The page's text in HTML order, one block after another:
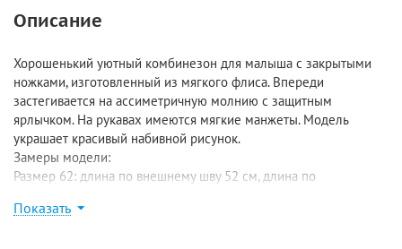
Описание
Хорошенький уютный комбинезон для малыша с закрытыми
ножками, изготовленный из мягкого флиса. Впереди
застегивается на ассиметричную молнию с защитным
ярлычком. На рукавах имеются мягкие манжеты. Модель
украшает красивый набивной рисунок.
Замеры модели:
Размер 62: длина по внешнему шву 52 см, длина по
Размер 68: длина по внешнему шву 56 см, длина по
Показать